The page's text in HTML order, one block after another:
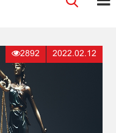
2892 2022.02.12